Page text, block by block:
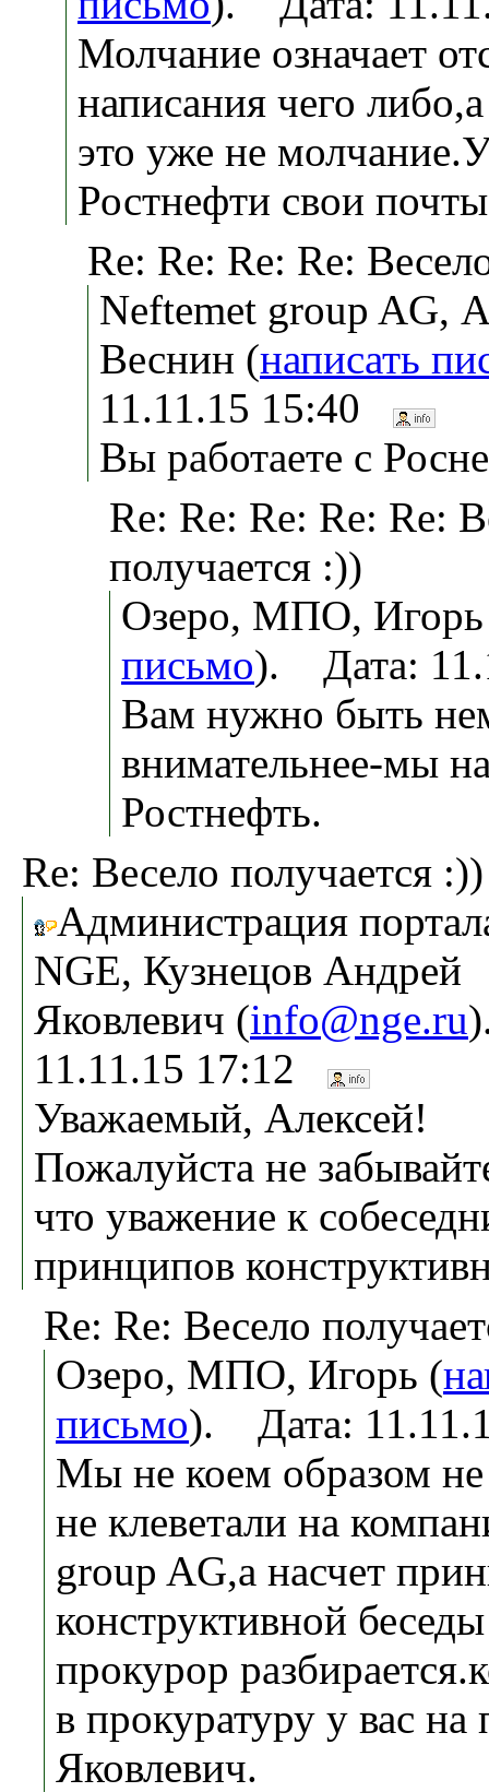
Молчание означает
написания чего
это уже не
Ростнефти свои
Re: Re: Re: Re:
Neftemet group AG,
Веснин (написать
11.11.15 15:40
Вы работаете с
Re: Re: Re: Re: Re:
получается :))
Озеро, МПО,
письмо). Дата:
Вам нужно быть
внимательнее-мы
Ростнефть.
Re: Весело получается :))
Администрация
NGE, Кузнецов Андрей
Яковлевич (info@nge.ru
11.11.15 17:12
Уважаемый, Алексей!
Пожалуйста не
что уважение к
принципов
Re: Re: Весело
Озеро, МПО, Игорь (
письмо). Дата:
Мы не коем образом не
не клеветали на
group AG,а насчет
конструктивной
прокурор
в прокуратуру у вас
Яковлевич.